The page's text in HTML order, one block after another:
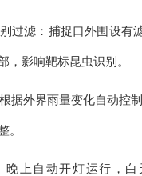
过滤：捕捉口外围设有
，影响靶标昆虫识别。
据外界雨量变化自动控
。
晚上自动开灯运行，